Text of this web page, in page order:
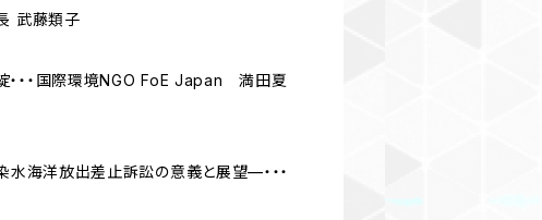
武藤類子
・・・国際環境NGO FoE Japan 満田夏
海洋放出差止訴訟の意義と展望—・・・